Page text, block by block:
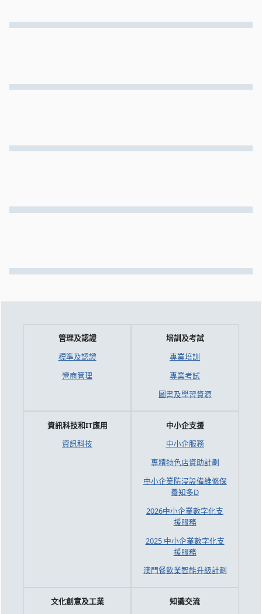
管理及認證
標準及認證
營商管理
培訓及考試
專業培訓
專業考試
圖書及學習資源
資訊科技和IT應用
資訊科技
中小企支援
中小企服務
專精特色店資助計劃
中小企業防浸設備維修保
養知多D
2026中小企業數字化支
援服務
2025 中小企業數字化支
援服務
澳門餐飲業智能升級計劃
文化創意及工業
知識交流